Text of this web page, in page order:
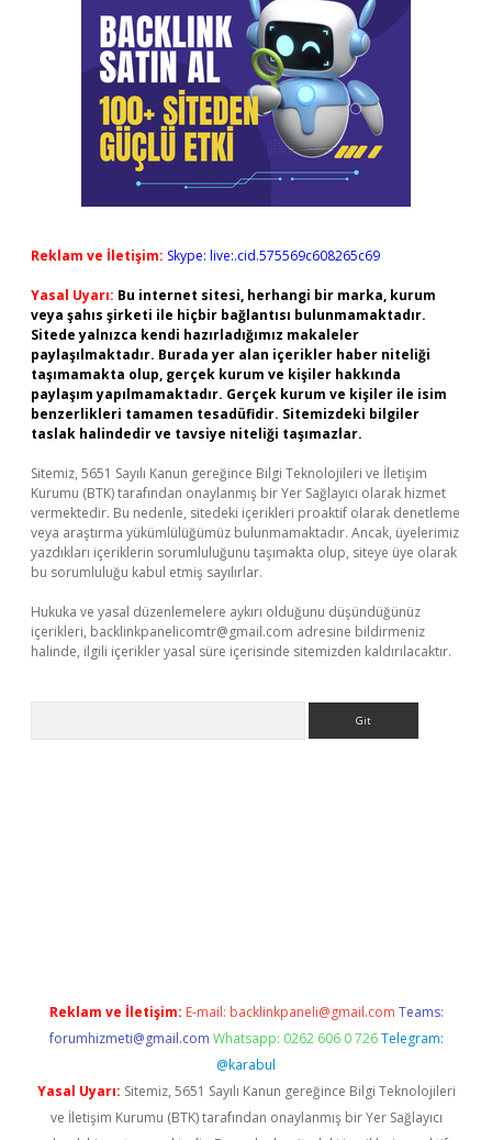
Reklam ve İletişim: Skype: live:.cid.575569c608265c69
Yasal Uyarı: Bu internet sitesi, herhangi bir marka, kurum
veya şahıs şirketi ile hiçbir bağlantısı bulunmamaktadır.
Sitede yalnızca kendi hazırladığımız makaleler
paylaşılmaktadır. Burada yer alan içerikler haber niteliği
taşımamakta olup, gerçek kurum ve kişiler hakkında
paylaşım yapılmamaktadır. Gerçek kurum ve kişiler ile isim
benzerlikleri tamamen tesadüfidir. Sitemizdeki bilgiler
taslak halindedir ve tavsiye niteliği taşımazlar.
Sitemiz, 5651 Sayılı Kanun gereğince Bilgi Teknolojileri ve İletişim
Kurumu (BTK) tarafından onaylanmış bir Yer Sağlayıcı olarak hizmet
vermektedir. Bu nedenle, sitedeki içerikleri proaktif olarak denetleme
veya araştırma yükümlülüğümüz bulunmamaktadır. Ancak, üyelerimiz
yazdıkları içeriklerin sorumluluğunu taşımakta olup, siteye üye olarak
bu sorumluluğu kabul etmiş sayılırlar.
Hukuka ve yasal düzenlemelere aykırı olduğunu düşündüğünüz
içerikleri, backlinkpanelicomtr@gmail.com adresine bildirmeniz
halinde, ilgili içerikler yasal süre içerisinde sitemizden kaldırılacaktır.
Reklam ve İletişim: E-mail: backlinkpaneli@gmail.com Teams:
forumhizmeti@gmail.com Whatsapp: 0262 606 0 726 Telegram:
@karabul
Yasal Uyarı: Sitemiz, 5651 Sayılı Kanun gereğince Bilgi Teknolojileri
ve İletişim Kurumu (BTK) tarafından onaylanmış bir Yer Sağlayıcı